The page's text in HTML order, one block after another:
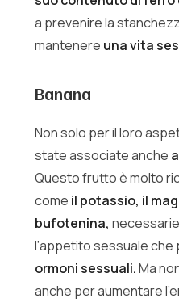
a prevenire la
mantenere una vita
Banana
Non solo per il loro
state associate anche
Questo frutto è molto
come il potassio, il
bufotenina,
l’appetito sessuale che
ormoni sessuali.Ma
anche per aumentare